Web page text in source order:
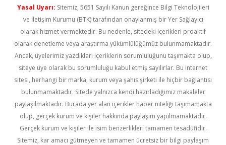
Yasal Uyarı: Sitemiz, 5651 Sayılı Kanun gereğince Bilgi Teknolojileri
ve İletişim Kurumu (BTK) tarafından onaylanmış bir Yer Sağlayıcı
olarak hizmet vermektedir. Bu nedenle, sitedeki içerikleri proaktif
olarak denetleme veya araştırma yükümlülüğümüz bulunmamaktadır.
Ancak, üyelerimiz yazdıkları içeriklerin sorumluluğunu taşımakta olup,
siteye üye olarak bu sorumluluğu kabul etmiş sayılırlar. Bu internet
sitesi, herhangi bir marka, kurum veya şahıs şirketi ile hiçbir bağlantısı
bulunmamaktadır. Sitede yalnızca kendi hazırladığımız makaleler
paylaşılmaktadır. Burada yer alan içerikler haber niteliği taşımamakta
olup, gerçek kurum ve kişiler hakkında paylaşım yapılmamaktadır.
Gerçek kurum ve kişiler ile isim benzerlikleri tamamen tesadüfidir.
Sitemiz, kar amacı gütmeyen ve tamamen ücretsiz bir bilgi paylaşım